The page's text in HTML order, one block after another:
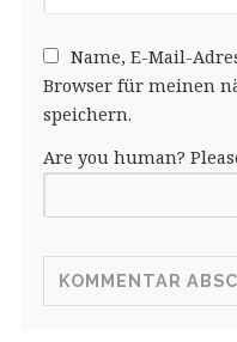
Name, E-Mail-
Browser für meinen
speichern.
Are you human?